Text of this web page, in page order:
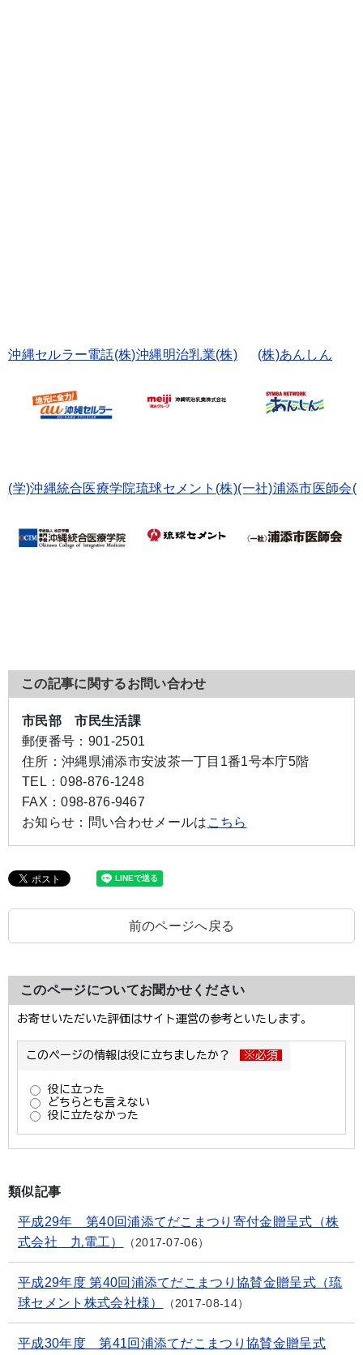
沖縄セルラー電話(株)沖縄明治乳業(株) (株)あんしん
(学)沖縄統合医療学院琉球セメント(株)(一社)浦添市医師会(
この記事に関するお問い合わせ
市民部 市民生活課
郵便番号： 901-2501
住所： 沖縄県浦添市安波茶一丁目1番1号本庁5階
TEL：098-876-1248
FAX：098-876-9467
お知らせ： 問い合わせメールは こちら
前のページへ戻る
このページについてお聞かせください
類似記事
平成29年 第40回浦添てだこまつり寄付金贈呈式（株
式会社 九電工）
2017-07-06
平成29年度 第40回浦添てだこまつり協賛金贈呈式（琉
球セメント株式会社様）
2017-08-14
平成30年度 第41回浦添てだこまつり協賛金贈呈式